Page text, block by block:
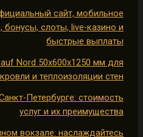
сайт, мобильное
бонусы, слоты, live-казино и
быстрые выплаты
Nord 50х600х1250 мм для
кровли и теплоизоляции стен
Петербурге: стоимость
услуг и их преимущества
вокзале: наслаждайтесь